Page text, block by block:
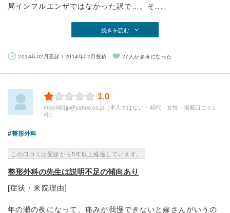
局インフルエンザではなかった訳で…。そ...
続きを読む
2014年02月受診 / 2014年02月投稿 27人が参考になった
1.0
moichi01jp@yahoo.co.jp（本人ではない・40代・女性・掲載口コミ1
件）
整形外科
この口コミは受診から5年以上経過しています。
整形外科の先生は説明不足の傾向あり
[症状・来院理由]
年の瀬の夜になって、痛みが我慢できないと嫁さんがいうの